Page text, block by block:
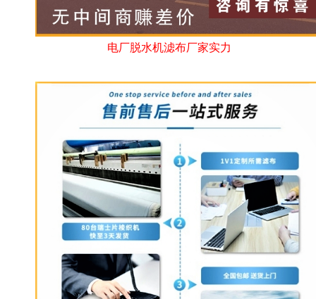
电厂脱水机滤布厂家实力